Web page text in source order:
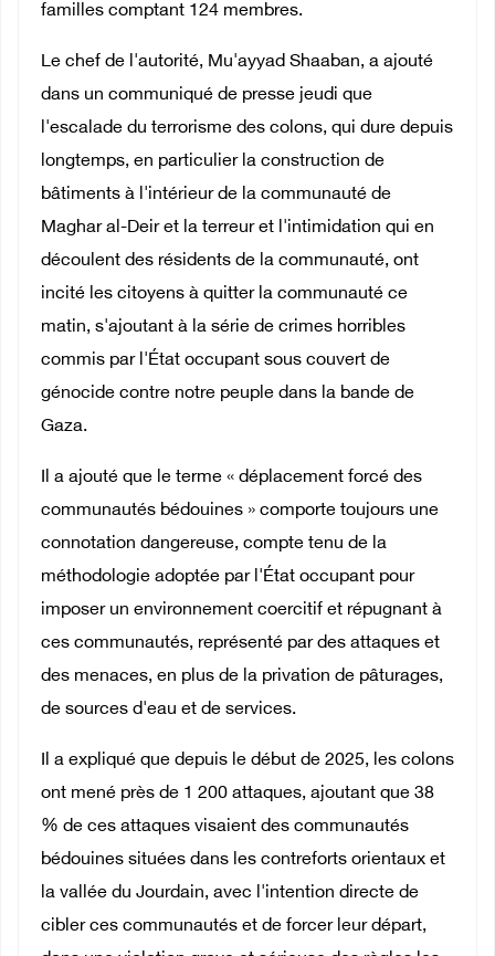
familles comptant 124 membres.
Le chef de l'autorité, Mu'ayyad Shaaban, a ajouté
dans un communiqué de presse jeudi que
l'escalade du terrorisme des colons, qui dure depuis
longtemps, en particulier la construction de
bâtiments à l'intérieur de la communauté de
Maghar al-Deir et la terreur et l'intimidation qui en
découlent des résidents de la communauté, ont
incité les citoyens à quitter la communauté ce
matin, s'ajoutant à la série de crimes horribles
commis par l'État occupant sous couvert de
génocide contre notre peuple dans la bande de
Gaza.
Il a ajouté que le terme « déplacement forcé des
communautés bédouines » comporte toujours une
connotation dangereuse, compte tenu de la
méthodologie adoptée par l'État occupant pour
imposer un environnement coercitif et répugnant à
ces communautés, représenté par des attaques et
des menaces, en plus de la privation de pâturages,
de sources d'eau et de services.
Il a expliqué que depuis le début de 2025, les colons
ont mené près de 1 200 attaques, ajoutant que 38
% de ces attaques visaient des communautés
bédouines situées dans les contreforts orientaux et
la vallée du Jourdain, avec l'intention directe de
cibler ces communautés et de forcer leur départ,